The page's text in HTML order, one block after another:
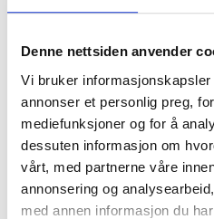
Denne nettsiden anvender
Vi bruker
annonser et personlig preg,
mediefunksjoner og for å
dessuten informasjon om
vårt, med partnerne våre
annonsering og
med annen informasjon du
Kontrollutvalget
Nyheter
Diverse
Kommunalrett